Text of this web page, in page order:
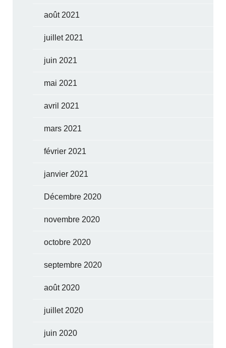
août 2021
juillet 2021
juin 2021
mai 2021
avril 2021
mars 2021
février 2021
janvier 2021
Décembre 2020
novembre 2020
octobre 2020
septembre 2020
août 2020
juillet 2020
juin 2020